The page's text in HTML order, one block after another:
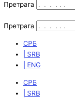
Претрага
Претрага
СРБ
| SRB
| ENG
СРБ
| SRB